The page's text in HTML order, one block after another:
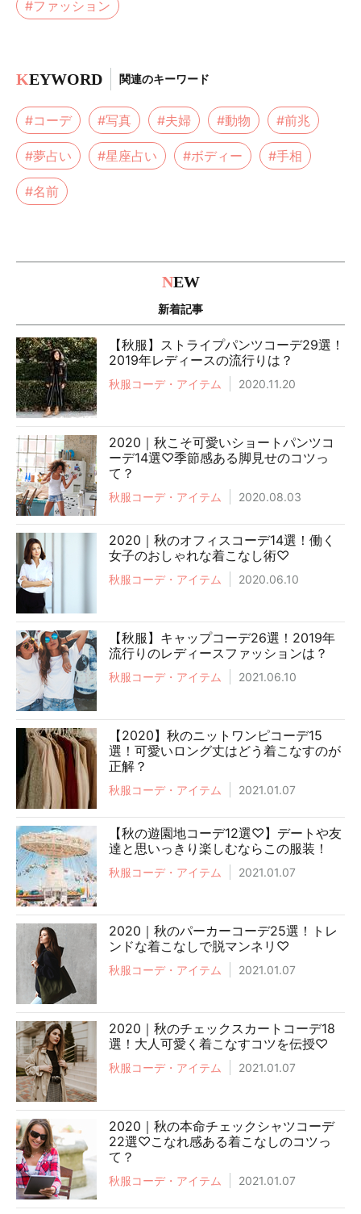
#ファッション
KEYWORD 関連のキーワード
#コーデ #写真 #夫婦 #動物 #前兆
#夢占い #星座占い #ボディー #手相
#名前
NEW
新着記事
【秋服】ストライプパンツコーデ29選！
2019年レディースの流行りは？
秋服コーデ・アイテム 2020.11.20
2020｜秋こそ可愛いショートパンツコ
ーデ14選♡季節感ある脚見せのコツっ
て？
秋服コーデ・アイテム 2020.08.03
2020｜秋のオフィスコーデ14選！働く
女子のおしゃれな着こなし術♡
秋服コーデ・アイテム 2020.06.10
【秋服】キャップコーデ26選！2019年
流行りのレディースファッションは？
秋服コーデ・アイテム 2021.06.10
【2020】秋のニットワンピコーデ15
選！可愛いロング丈はどう着こなすのが
正解？
秋服コーデ・アイテム 2021.01.07
【秋の遊園地コーデ12選♡】デートや友
達と思いっきり楽しむならこの服装！
秋服コーデ・アイテム 2021.01.07
2020｜秋のパーカーコーデ25選！トレ
ンドな着こなしで脱マンネリ♡
秋服コーデ・アイテム 2021.01.07
2020｜秋のチェックスカートコーデ18
選！大人可愛く着こなすコツを伝授♡
秋服コーデ・アイテム 2021.01.07
2020｜秋の本命チェックシャツコーデ
22選♡こなれ感ある着こなしのコツっ
て？
秋服コーデ・アイテム 2021.01.07